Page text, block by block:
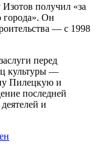
получил «за
города». Он
— с 1998
перед
культуры —
Пилецкую и
последней
и